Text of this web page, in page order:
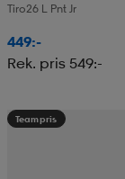
Tiro26 L Pnt Jr
449:-
Rek. pris 549:-
Teampris